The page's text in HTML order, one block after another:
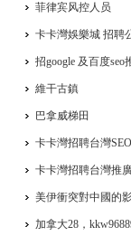
菲律宾风控人员
卡卡灣娛樂城 招聘
招google 及百度seo
維干古鎮
巴拿威梯田
卡卡灣招聘台灣
卡卡灣招聘台灣推
美伊衝突對中國的
拿大28位研究學者
加拿大28，